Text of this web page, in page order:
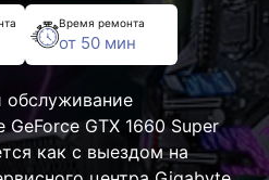
Время ремонта
от 50 мин
GTX 1660 Super
как с выездом на